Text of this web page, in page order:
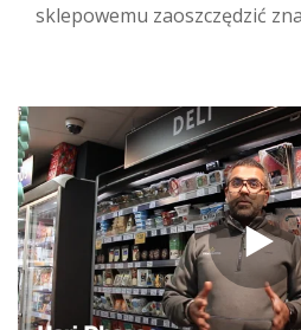
sklepowemu zaoszczędzić